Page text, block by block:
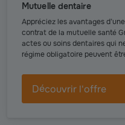
Mutuelle dentaire
Appréciez les avantages
contrat de la mutuelle santé
actes ou soins dentaires qui
régime obligatoire peuvent
Découvrir l'offre